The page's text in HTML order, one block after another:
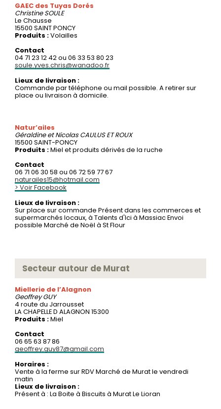
GAEC des Tuyas Dorés
ChristineSOULE
Le Chausse
15500 SAINT PONCY
Produits :Volailles
Contact
04 71 23 12 42 ou 06 33 53 80 23
soule.yves.chris@wanadoo.fr
Lieux de livraison :
Commande par téléphone ou mail possible. A retirer sur
place ou livraison à domicile.
Natur’ailes
Géraldine et NicolasCAULUS ET ROUX
15500 SAINT-PONCY
Produits :Miel et produits dérivés de la ruche
Contact
06 71 06 30 58 ou 06 72 59 77 67
naturailes15@hotmail.com
> Voir Facebook
Lieux de livraison :
Sur place sur commande Présent dans les commerces et
supermarchés locaux, à Talents d'Ici à Massiac Envoi
possible Marché de Noël à St Flour
Secteur autour de Murat
Miellerie de l’Alagnon
GeoffreyGUY
4 route du Jarrousset
LA CHAPELLE D ALAGNON 15300
Produits :Miel
Contact
06 65 63 87 86
geoffrey.guy87@gmail.com
Horaires :
Vente à la ferme sur RDV Marché de Murat le vendredi
matin
Lieux de livraison :
Présent à : La Boite à Biscuits à Murat Le Lioran